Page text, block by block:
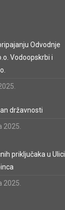
Odvodnje
Vodoopskrbi i
državnosti
2025.
priključaka u Ulici
2025.